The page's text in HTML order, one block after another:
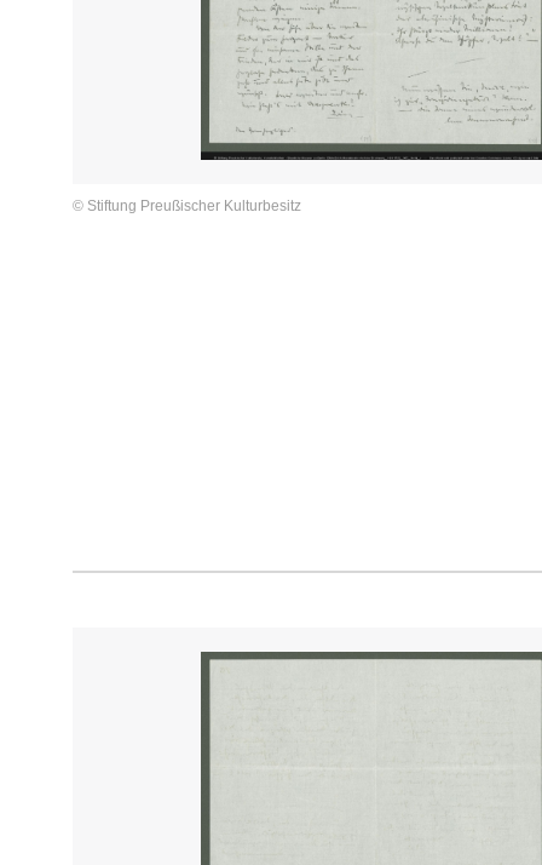
© Stiftung Preußischer Kulturbesitz